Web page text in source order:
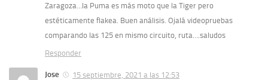
Zaragoza…la Puma es más moto que la Tiger pero
estéticamente flakea. Buen análisis. Ojalá videopruebas
comparando las 125 en mismo circuito, ruta….saludos
Responder
Jose
15 septiembre, 2021 a las 12:53